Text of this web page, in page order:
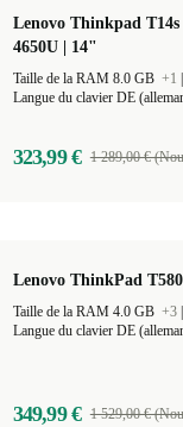
Lenovo Thinkpad
4650U | 14"
Taille de la RAM 8.0 GB +1
Langue du clavier DE
323,99 € 1 289,00 €
Lenovo ThinkPad
Taille de la RAM 4.0 GB +3
Langue du clavier DE
349,99 € 1 529,00 €